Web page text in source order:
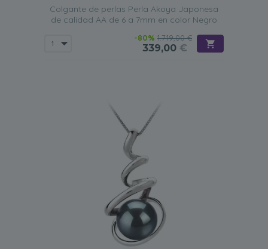
Colgante de perlas Perla Akoya Japonesa
de calidad AA de 6 a 7mm en color Negro
-80% 1.719,00 €
339,00 €